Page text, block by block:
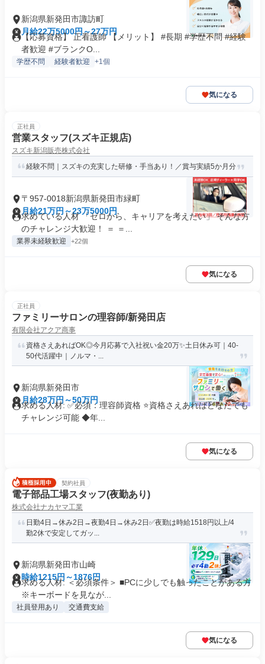
新潟県新発田市諏訪町
月給22万5000円～27万円
【応募資格】 正看護師 【メリット】 #長期 #学歴不問 #経験
者歓迎 #ブランクO...
学歴不問 経験者歓迎 +1個
気になる
正社員
営業スタッフ(スズキ正規店)
スズキ新潟販売株式会社
経験不問｜スズキの充実した研修・手当あり！／賞与実績5か月分
〒957-0018新潟県新発田市緑町
月給21万円～23万5000円
求めている人材 「ゼロから、キャリアを考えたい」 そんな方
のチャレンジ大歓迎！ ＝ ＝...
業界未経験歓迎 +22個
気になる
正社員
ファミリーサロンの理容師/新発田店
有限会社アクア商事
資格さえあればOK◎今月応募で入社祝い金20万✨️土日休み可｜40-
50代活躍中｜ノルマ・...
新潟県新発田市
月給28万円～50万円
求める人材: ✅必須：理容師資格 ⭐️資格さえあればどなたでも
チャレンジ可能 ◆年...
気になる
契約社員
電子部品工場スタッフ(夜勤あり)
株式会社ナカヤマ工業
日勤4日→休み2日→夜勤4日→休み2日✅️夜勤は時給1518円以上/4
勤2休で安定してガッ...
新潟県新発田市山崎
時給1215円～1876円
求める人材: ＜必須条件＞ ■PCに少しでも触ったことがある方
※キーボードを見なが...
社員登用あり 交通費支給
気になる